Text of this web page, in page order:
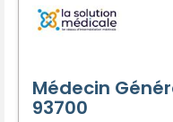
Médecin
93700